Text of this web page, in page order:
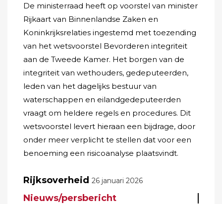
De ministerraad heeft op voorstel van minister
Rijkaart van Binnenlandse Zaken en
Koninkrijksrelaties ingestemd met toezending
van het wetsvoorstel Bevorderen integriteit
aan de Tweede Kamer. Het borgen van de
integriteit van wethouders, gedeputeerden,
leden van het dagelijks bestuur van
waterschappen en eilandgedeputeerden
vraagt om heldere regels en procedures. Dit
wetsvoorstel levert hieraan een bijdrage, door
onder meer verplicht te stellen dat voor een
benoeming een risicoanalyse plaatsvindt.
Rijksoverheid 26 januari 2026
Nieuws/persbericht